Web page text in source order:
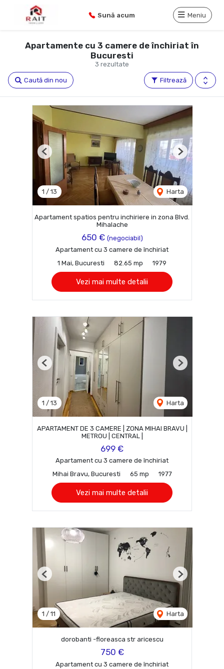
Sună acum Meniu
3 rezultate
Apartamente cu 3 camere de închiriat în
Bucuresti
Filtrează
Caută din nou
1 / 13 Harta
Previous Next
Apartament spatios pentru inchiriere in zona Blvd.
Mihalache
650 € (negociabil)
Apartament cu 3 camere de închiriat
1 Mai, Bucuresti
82.65 mp 1979
Vezi mai multe detalii
1 / 13 Harta
Previous Next
APARTAMENT DE 3 CAMERE | ZONA MIHAI BRAVU |
METROU | CENTRAL |
699 €
Apartament cu 3 camere de închiriat
Mihai Bravu, Bucuresti
65 mp 1977
Vezi mai multe detalii
1 / 11 Harta
Previous Next
dorobanti -floreasca str aricescu
750 €
Apartament cu 3 camere de închiriat